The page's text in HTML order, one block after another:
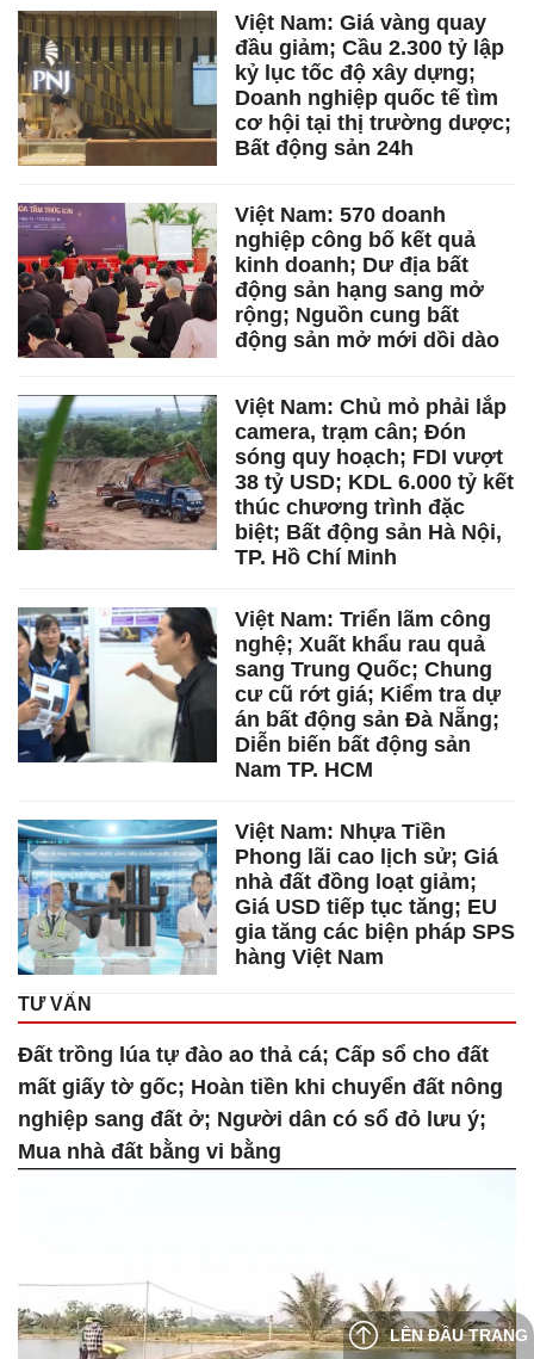
Việt Nam: Giá vàng quay
đầu giảm; Cầu 2.300 tỷ lập
kỷ lục tốc độ xây dựng;
Doanh nghiệp quốc tế tìm
cơ hội tại thị trường dược;
Bất động sản 24h
Việt Nam: 570 doanh
nghiệp công bố kết quả
kinh doanh; Dư địa bất
động sản hạng sang mở
rộng; Nguồn cung bất
động sản mở mới dồi dào
Việt Nam: Chủ mỏ phải lắp
camera, trạm cân; Đón
sóng quy hoạch; FDI vượt
38 tỷ USD; KDL 6.000 tỷ kết
thúc chương trình đặc
biệt; Bất động sản Hà Nội,
TP. Hồ Chí Minh
Việt Nam: Triển lãm công
nghệ; Xuất khẩu rau quả
sang Trung Quốc; Chung
cư cũ rớt giá; Kiểm tra dự
án bất động sản Đà Nẵng;
Diễn biến bất động sản
Nam TP. HCM
Việt Nam: Nhựa Tiền
Phong lãi cao lịch sử; Giá
nhà đất đồng loạt giảm;
Giá USD tiếp tục tăng; EU
gia tăng các biện pháp SPS
hàng Việt Nam
TƯ VẤN
Đất trồng lúa tự đào ao thả cá; Cấp sổ cho đất
mất giấy tờ gốc; Hoàn tiền khi chuyển đất nông
nghiệp sang đất ở; Người dân có sổ đỏ lưu ý;
Mua nhà đất bằng vi bằng
LÊN ĐẦU TRANG